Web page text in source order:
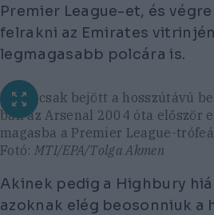
Premier League-et, és
felrakni az Emirates
legmagasabb polcára is.
Végül csak bejött a hosszútávú
ban az Arsenal 2004 óta először
magasba a Premier League-
Fotó: MTI/EPA/Tolga Akmen
Akinek pedig a Highbury
azoknak elég beosonniuk a